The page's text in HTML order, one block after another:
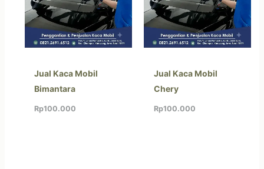
Jual Kaca Mobil
Bimantara
Rp100.000
Jual Kaca Mobil
Chery
Rp100.000